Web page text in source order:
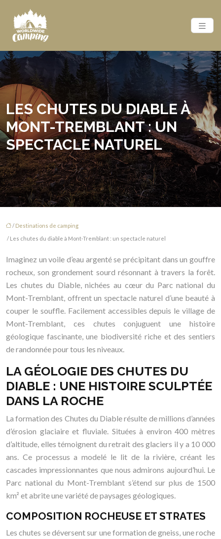
LES CHUTES DU DIABLE À
MONT-TREMBLANT : UN
SPECTACLE NATUREL
/ Destinations de camping
/ Les chutes du diable à Mont-Tremblant : un spectacle naturel
Imaginez un voile d’eau argenté se précipitant dans un gouffre
rocheux, son grondement sourd résonnant à travers la forêt.
Les chutes du Diable, nichées au cœur du Parc national du
Mont-Tremblant, offrent un spectacle naturel d’une beauté à
couper le souffle. Facilement accessibles depuis le village de
Mont-Tremblant, ces chutes conjuguent une histoire
géologique fascinante, une biodiversité riche et des sentiers
de randonnée pour tous les niveaux.
LA GÉOLOGIE DES CHUTES DU
DIABLE : UNE HISTOIRE SCULPTÉE
DANS LA ROCHE
La formation des Chutes du Diable résulte de millions d’années
d’érosion glaciaire et fluviale. Situées à environ 400 mètres
d’altitude, elles témoignent du retrait des glaciers il y a 10 000
ans. Ce processus a modelé le lit de la rivière, créant les
cascades impressionnantes que nous admirons aujourd’hui. Le
Parc national du Mont-Tremblant s’étend sur plus de 1500
km² et abrite une variété de paysages géologiques.
COMPOSITION ROCHEUSE ET STRATES
Les chutes se déversent sur une formation de gneiss, une roche